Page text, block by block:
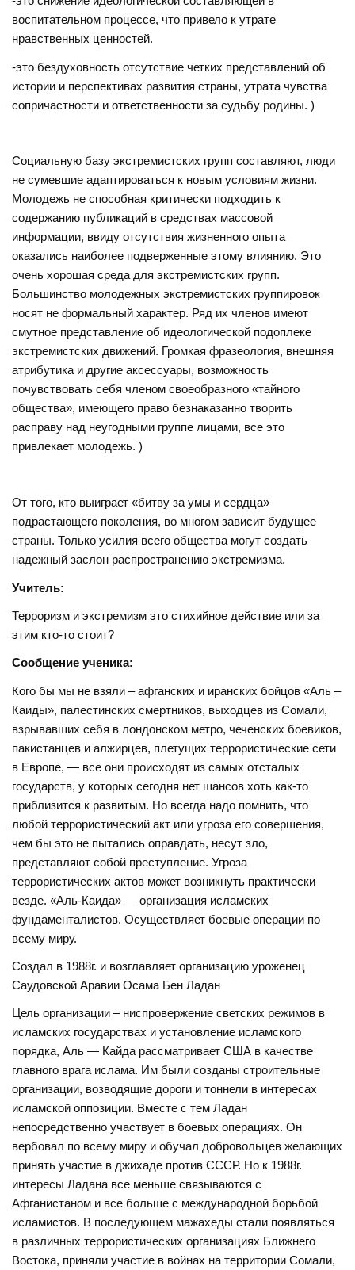
воспитательном процессе, что привело к утрате
нравственных ценностей.
-это бездуховность отсутствие четких представлений об
истории и перспективах развития страны, утрата чувства
сопричастности и ответственности за судьбу родины. )
Социальную базу экстремистских групп составляют, люди
не сумевшие адаптироваться к новым условиям жизни.
Молодежь не способная критически подходить к
содержанию публикаций в средствах массовой
информации, ввиду отсутствия жизненного опыта
оказались наиболее подверженные этому влиянию. Это
очень хорошая среда для экстремистских групп.
Большинство молодежных экстремистских группировок
носят не формальный характер. Ряд их членов имеют
смутное представление об идеологической подоплеке
экстремистских движений. Громкая фразеология, внешняя
атрибутика и другие аксессуары, возможность
почувствовать себя членом своеобразного «тайного
общества», имеющего право безнаказанно творить
расправу над неугодными группе лицами, все это
привлекает молодежь. )
От того, кто выиграет «битву за умы и сердца»
подрастающего поколения, во многом зависит будущее
страны. Только усилия всего общества могут создать
надежный заслон распространению экстремизма.
Учитель:
Терроризм и экстремизм это стихийное действие или за
этим кто-то стоит?
Сообщение ученика:
Кого бы мы не взяли – афганских и иранских бойцов «Аль –
Каиды», палестинских смертников, выходцев из Сомали,
взрывавших себя в лондонском метро, чеченских боевиков,
пакистанцев и алжирцев, плетущих террористические сети
в Европе, — все они происходят из самых отсталых
государств, у которых сегодня нет шансов хоть как-то
приблизится к развитым. Но всегда надо помнить, что
любой террористический акт или угроза его совершения,
чем бы это не пытались оправдать, несут зло,
представляют собой преступление. Угроза
террористических актов может возникнуть практически
везде. «Аль-Каида» — организация исламских
фундаменталистов. Осуществляет боевые операции по
всему миру.
Создал в 1988г. и возглавляет организацию уроженец
Саудовской Аравии Осама Бен Ладан
Цель организации – ниспровержение светских режимов в
исламских государствах и установление исламского
порядка, Аль — Кайда рассматривает США в качестве
главного врага ислама. Им были созданы строительные
организации, возводящие дороги и тоннели в интересах
исламской оппозиции. Вместе с тем Ладан
непосредственно участвует в боевых операциях. Он
вербовал по всему миру и обучал добровольцев желающих
принять участие в джихаде против СССР. Но к 1988г.
интересы Ладана все меньше связываются с
Афганистаном и все больше с международной борьбой
исламистов. В последующем мажахеды стали появляться
в различных террористических организациях Ближнего
Востока, приняли участие в войнах на территории Сомали,